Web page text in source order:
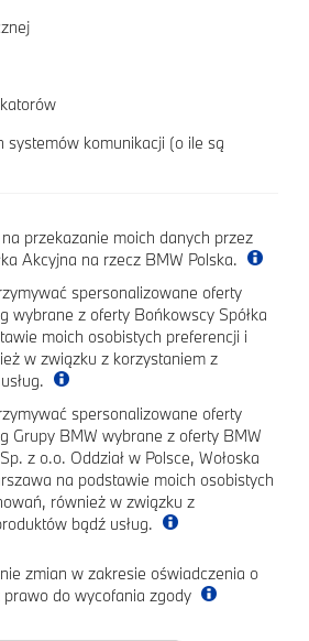
systemów komunikacji (o ile są
przekazanie moich danych przez
Akcyjna na rzecz BMW Polska.
spersonalizowane oferty
wybrane z oferty Bońkowscy Spółka
moich osobistych preferencji i
w związku z korzystaniem z
spersonalizowane oferty
Grupy BMW wybrane z oferty BMW
z o.o. Oddział w Polsce, Wołoska
na podstawie moich osobistych
również w związku z
bądź usług.
zmian w zakresie oświadczenia o
do wycofania zgody